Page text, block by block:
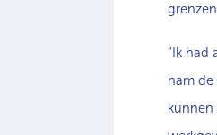
“Ik had
nam
kunnen